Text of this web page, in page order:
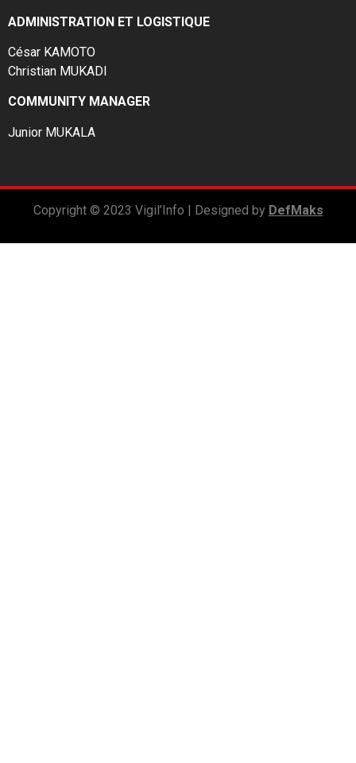
ADMINISTRATION ET LOGISTIQUE
César KAMOTO
Christian MUKADI
COMMUNITY MANAGER
Junior MUKALA
Copyright © 2023 Vigil’Info | Designed by DefMaks